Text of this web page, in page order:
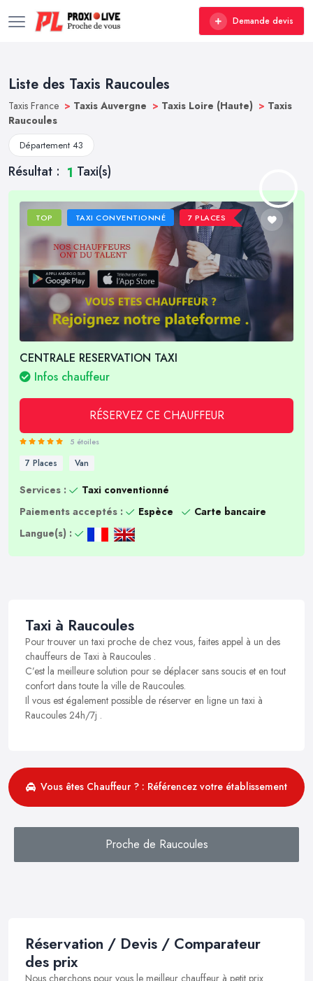
Demande devis
Liste des Taxis Raucoules
Taxis France > Taxis Auvergne > Taxis Loire (Haute) > Taxis
Raucoules
Département 43
Résultat : 1 Taxi(s)
TOP TAXI CONVENTIONNÉ 7 PLACES
CENTRALE RESERVATION TAXI
Infos chauffeur
RÉSERVEZ CE CHAUFFEUR
5 étoiles
7 Places Van
Services :
Taxi conventionné
Paiements acceptés :
Espèce
Carte bancaire
Langue(s) :
Taxi à Raucoules
Pour trouver un taxi proche de chez vous, faites appel à un des
chauffeurs de Taxi à Raucoules .
C’est la meilleure solution pour se déplacer sans soucis et en tout
confort dans toute la ville de Raucoules.
Il vous est également possible de réserver en ligne un taxi à
Raucoules 24h/7j .
Vous êtes Chauffeur ? : Référencez votre établissement
Proche de Raucoules
Réservation / Devis / Comparateur
des prix
Nous cherchons pour vous le meilleur chauffeur à petit prix